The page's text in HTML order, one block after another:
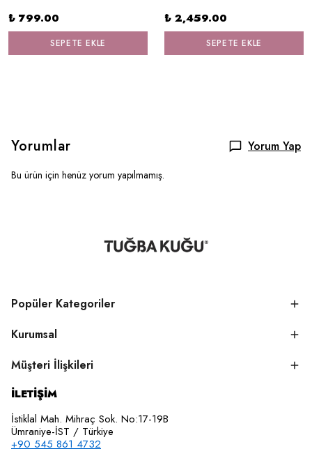
₺ 799.00
SEPETE EKLE
₺ 2,459.00
SEPETE EKLE
Yorumlar Yorum Yap
Bu ürün için henüz yorum yapılmamış.
Popüler Kategoriler
Kurumsal
Müşteri İlişkileri
İLETİŞİM
İstiklal Mah. Mihraç Sok. No:17-19B
Ümraniye-İST / Türkiye
+90 545 861 4732